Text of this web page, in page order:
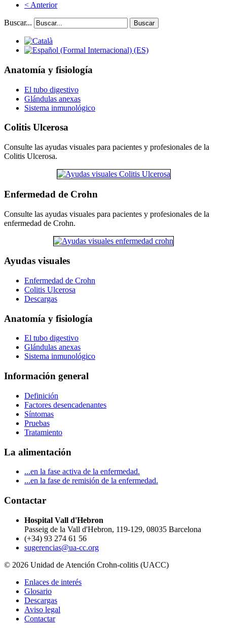
< Anterior
Buscar... Buscar
Anatomía y fisiología
El tubo digestivo
Glándulas anexas
Sistema inmunológico
Colitis Ulcerosa
Consulte las ayudas visuales para pacientes y profesionales de la
Colitis Ulcerosa.
Enfermedad de Crohn
Consulte las ayudas visuales para pacientes y profesionales de la
enfermedad de Crohn.
Ayudas visuales
Enfermedad de Crohn
Colitis Ulcerosa
Descargas
Anatomía y fisiología
El tubo digestivo
Glándulas anexas
Sistema inmunológico
Información general
Definición
Factores desencadenantes
Síntomas
Pruebas
Tratamiento
La alimentación
...en la fase activa de la enfermedad.
...en la fase de remisión de la enfermedad.
Contactar
Hospital Vall d'Hebron
Passeig de la Vall d'Hebron, 119-129, 08035 Barcelona
(+34) 93 274 61 56
sugerencias@ua-cc.org
© 2026 Unidad de Atención Crohn-colitis (UACC)
Enlaces de interés
Glosario
Descargas
Aviso legal
Contactar